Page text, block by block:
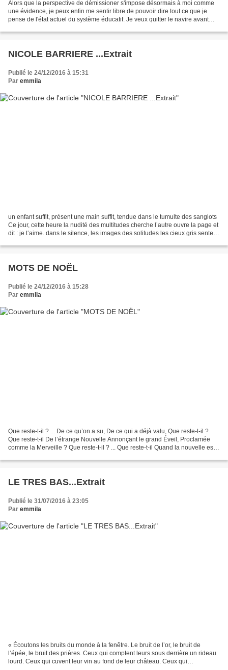
Alors que la perspective de démissioner s'impose désormais à moi comme
une évidence, je peux enfin me sentir libre de pouvoir dire tout ce que je
pense de l'état actuel du système éducatif. Je veux quitter le navire avant
NICOLE BARRIERE ...Extrait
Publié le 24/12/2016 à 15:31
Par emmila
un enfant suffit, présent une main suffit, tendue dans le tumulte des sanglots
Ce jour, cette heure la nudité des multitudes cherche l’autre ouvre la page et
dit : je t’aime. dans le silence, les images des solitudes les cieux gris sentent
MOTS DE NOËL
Publié le 24/12/2016 à 15:28
Par emmila
Que reste-t-il ? ... De ce qu’on a su, De ce qui a déjà valu, Que reste-t-il ?
Que reste-t-il De l’étrange Nouvelle Annonçant le grand Éveil, Proclamée
comme la Merveille ? Que reste-t-il ? ... Que reste-t-il Quand la nouvelle est
LE TRES BAS...Extrait
Publié le 31/07/2016 à 23:05
Par emmila
« Écoutons les bruits du monde à la fenêtre. Le bruit de l’or, le bruit de
l’épée, le bruit des prières. Ceux qui comptent leurs sous derrière un rideau
lourd. Ceux qui cuvent leur vin au fond de leur château. Ceux qui